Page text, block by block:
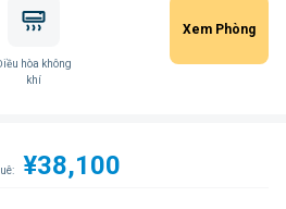
hòa không
khí
Xem Phòng
¥38,100